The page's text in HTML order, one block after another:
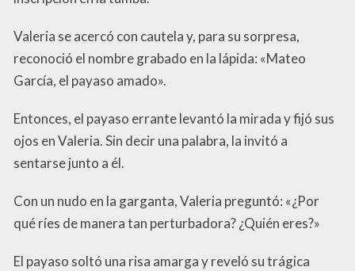
Valeria se acercó con cautela y, para su sorpresa,
reconoció el nombre grabado en la lápida: «Mateo
García, el payaso amado».
Entonces, el payaso errante levantó la mirada y fijó sus
ojos en Valeria. Sin decir una palabra, la invitó a
sentarse junto a él.
Con un nudo en la garganta, Valeria preguntó: «¿Por
qué ríes de manera tan perturbadora? ¿Quién eres?»
El payaso soltó una risa amarga y reveló su trágica